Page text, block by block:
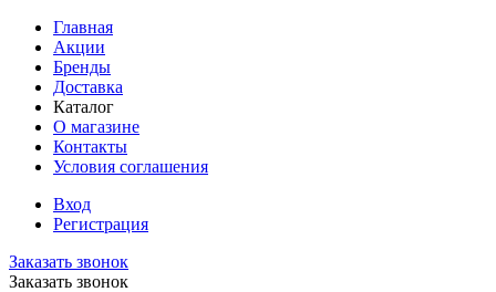
Главная
Акции
Бренды
Доставка
Каталог
О магазине
Контакты
Условия соглашения
Вход
Регистрация
Заказать звонок
Заказать звонок